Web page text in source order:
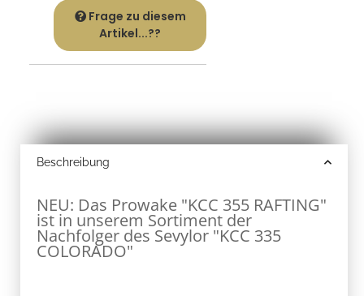
Frage zu diesem
Artikel...??
Beschreibung
NEU: Das Prowake "KCC 355 RAFTING"
ist in unserem Sortiment der
Nachfolger des Sevylor "KCC 335
COLORADO"